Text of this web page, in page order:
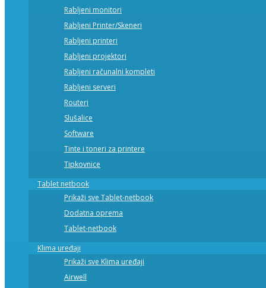
Rabljeni monitori
Rabljeni Printer/Skeneri
Rabljeni printeri
Rabljeni projektori
Rabljeni računalni kompleti
Rabljeni serveri
Routeri
Slušalice
Software
Tinte i toneri za printere
Tipkovnice
Tablet netbook
Prikaži sve Tablet-netbook
Dodatna oprema
Tablet-netbook
Klima uređaji
Prikaži sve Klima uređaji
Airwell